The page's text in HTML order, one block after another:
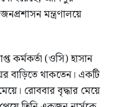
মন্ত্রণালয়ে
কর্মকর্তা (ওসি) হাসান
বাড়িতে থাকতেন। একটি
রোববার বৃদ্ধার মেয়ে